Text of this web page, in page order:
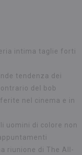
intima taglie forti
tendenza dei
del bob
nel cinema e in
uomini di colore non
riunione di The All-